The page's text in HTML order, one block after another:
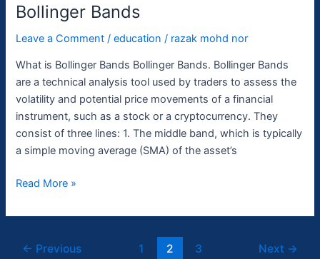
Bollinger Bands
Leave a Comment /education / razak mohd nor
What is Bollinger Bands Bollinger Bands. Bollinger Bands
are a technical analysis tool used by traders to assess the
volatility and potential price movements of a financial
instrument, such as a stock or a cryptocurrency. They
consist of three lines: 1. The middle band, which is typically
a simple moving average (SMA) of the asset’s
Read More »
← Previous 1 2 3 Next →